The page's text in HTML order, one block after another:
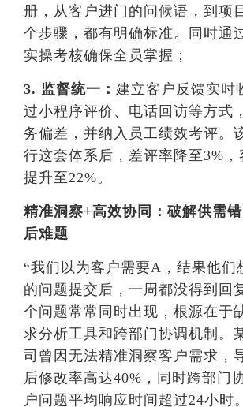
册，从客户进门的问候语，到项
个步骤，都有明确标准。同时通
实操考核确保全员掌握；
3. 监督统一： 建立客户反馈实时
过小程序评价、电话回访等方式
务偏差，并纳入员工绩效考评。
行这套体系后，差评率降至3%
提升至22%。
精准洞察+高效协同：破解供需
后难题
“我们以为客户需要A，结果他们
的问题提交后，一周都没得到
个问题常常同时出现，根源在于
求分析工具和跨部门协调机制。
司曾因无法精准洞察客户需求，
后修改率高达40%，同时跨部门
户问题平均响应时间超过24小时。